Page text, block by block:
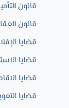
قانون
قانون
قضايا
قضايا
قضايا
قضايا